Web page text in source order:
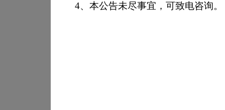
4、本公告未尽事宜，可致电咨询。